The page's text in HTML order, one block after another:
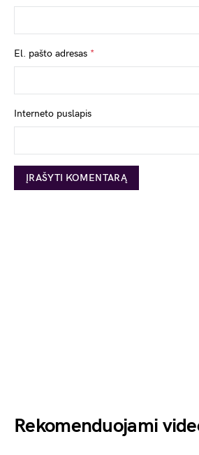
El. pašto adresas *
Interneto puslapis
Rekomenduojami